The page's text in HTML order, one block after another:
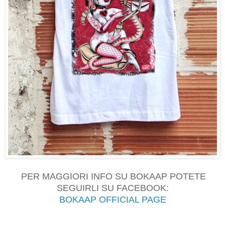
PER MAGGIORI INFO SU BOKAAP POTETE
SEGUIRLI SU FACEBOOK:
BOKAAP OFFICIAL PAGE